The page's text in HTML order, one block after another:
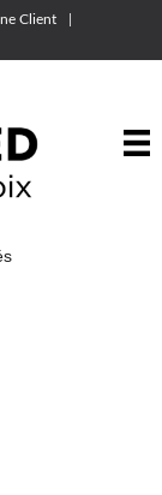
Client